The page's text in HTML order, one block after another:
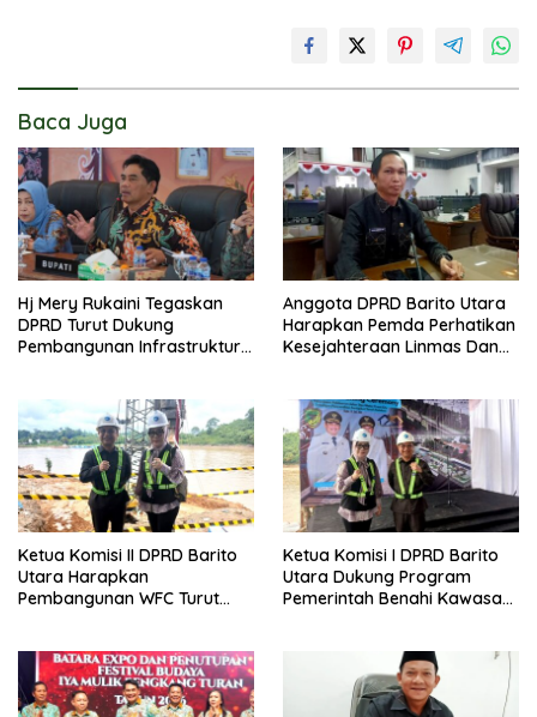
Baca Juga
Hj Mery Rukaini Tegaskan
DPRD Turut Dukung
Pembangunan Infrastruktur
Anggota DPRD Barito Utara
Harapkan Pemda Perhatikan
Kesejahteraan Linmas Dan
Ketua Komisi II DPRD Barito
Utara Harapkan
Pembangunan WFC Turut
Ketua Komisi I DPRD Barito
Utara Dukung Program
Pemerintah Benahi Kawasan